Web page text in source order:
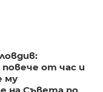
от час и
му